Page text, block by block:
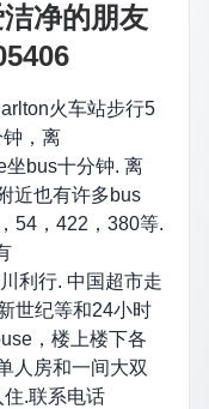
净的朋友
火车站步行5
，离
bus十分钟. 离
近也有许多bus
54，422，380等.
利行. 中国超市走
世纪等和24小时
，楼上楼下各
人房和一间大双
.联系电话